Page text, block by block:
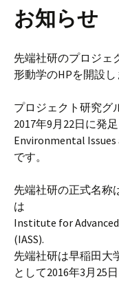
お知らせ
先端社研のプロジェ
形動学のHPを開設し
プロジェクト研究グ
2017年9月22日に発
Environmental
です。
先端社研の正式名称
は
Institute for Advanced
(IASS).
先端社研は早稲田大
として2016年3月25